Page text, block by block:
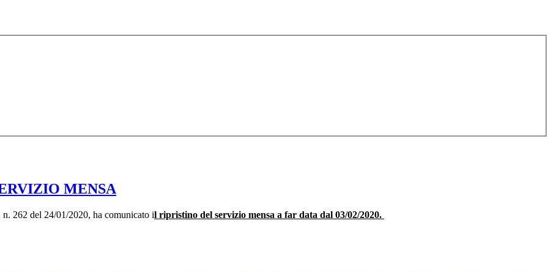
MENSA
262 del 24/01/2020, ha comunicato il ripristino del servizio mensa a far data dal 03/02/2020.